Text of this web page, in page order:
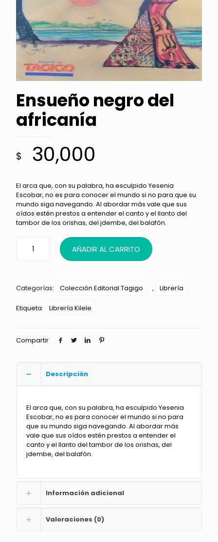
Ensueño negro del
africanía
$ 30,000
El arca que, con su palabra, ha esculpido Yesenia
Escobar, no es para conocer el mundo si no para que su
mundo siga navegando. Al abordar más vale que sus
oídos estén prestos a entender el canto y el llanto del
tambor de los orishas, del jdembe, del balafón.
AÑADIR AL CARRITO
Categorías: Colección Editorial Tagigo , Librería
Etiqueta: Librería Kilele
Compartir
Descripción
El arca que, con su palabra, ha esculpido Yesenia
Escobar, no es para conocer el mundo si no para
que su mundo siga navegando. Al abordar más
vale que sus oídos estén prestos a entender el
canto y el llanto del tambor de los orishas, del
jdembe, del balafón.
Información adicional
Valoraciones (0)